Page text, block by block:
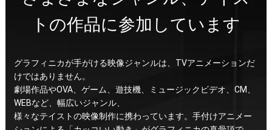
トの作品に参加しています
グラフィニカが手がける映像ジャンルは、TVアニメーションだ
けではありません。
劇場作品やOVA、ゲーム、遊技機、ミュージックビデオ、CM、
WEBなど、幅広いジャンル、
様々なテイストの映像制作に携わっています。手付けアニメー